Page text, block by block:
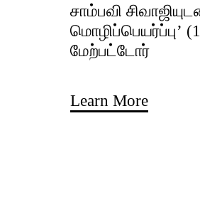
சாம்பவி
மொழிப்பெயர்ப்பு’
மேற்பட்டோர்
Learn More